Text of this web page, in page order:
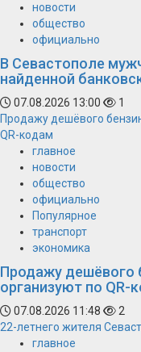
новости
общество
официально
В Севастополе
найденной
07.08.2026 13:00
1
Продажу дешёвого
QR-кодам
главное
новости
общество
официально
Популярное
транспорт
экономика
Продажу дешёвого
организуют по QR-
07.08.2026 11:48
2
22-летнего жителя
главное